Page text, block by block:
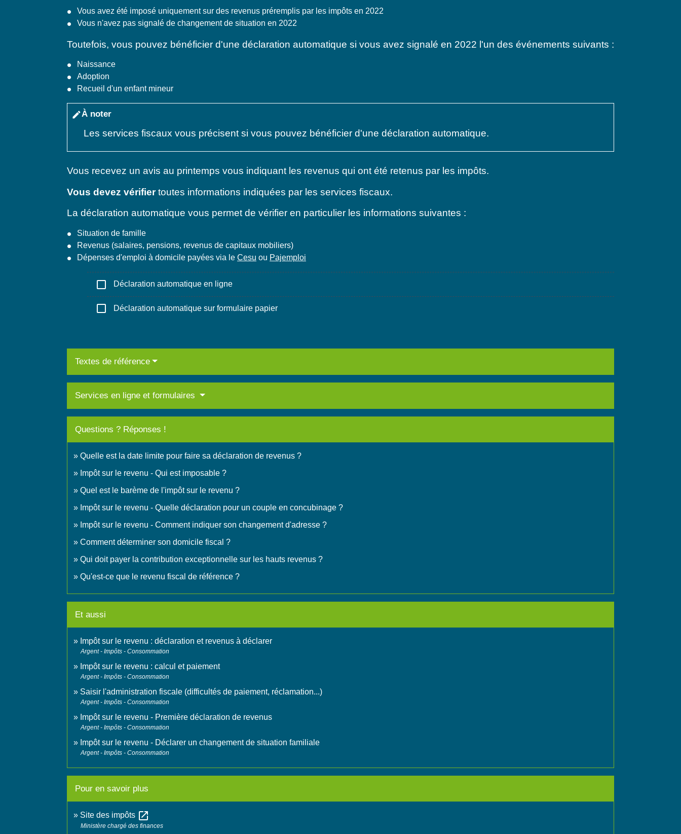
Vous avez été imposé uniquement sur des revenus préremplis par les impôts en 2022
Vous n'avez pas signalé de changement de situation en 2022
Toutefois, vous pouvez bénéficier d'une déclaration automatique si vous avez signalé en 2022 l'un des événements suivants :
Naissance
Adoption
Recueil d'un enfant mineur
editÀ noter
Les services fiscaux vous précisent si vous pouvez bénéficier d'une déclaration automatique.
Vous recevez un avis au printemps vous indiquant les revenus qui ont été retenus par les impôts.
Vous devez vérifiertoutes informations indiquées par les services fiscaux.
La déclaration automatique vous permet de vérifier en particulier les informations suivantes :
Situation de famille
Revenus (salaires, pensions, revenus de capitaux mobiliers)
Dépenses d'emploi à domicile payées via le Cesu ou Pajemploi
check_box_outline_blank Déclaration automatique en ligne
check_box_outline_blank Déclaration automatique sur formulaire papier
Textes de référence
Services en ligne et formulaires
Questions ? Réponses !
Quelle est la date limite pour faire sa déclaration de revenus ?
Impôt sur le revenu - Qui est imposable ?
Quel est le barème de l'impôt sur le revenu ?
Impôt sur le revenu - Quelle déclaration pour un couple en concubinage ?
Impôt sur le revenu - Comment indiquer son changement d'adresse ?
Comment déterminer son domicile fiscal ?
Qui doit payer la contribution exceptionnelle sur les hauts revenus ?
Qu'est-ce que le revenu fiscal de référence ?
Et aussi
Impôt sur le revenu : déclaration et revenus à déclarer
Argent - Impôts - Consommation
Impôt sur le revenu : calcul et paiement
Argent - Impôts - Consommation
Saisir l'administration fiscale (difficultés de paiement, réclamation...)
Argent - Impôts - Consommation
Impôt sur le revenu - Première déclaration de revenus
Argent - Impôts - Consommation
Impôt sur le revenu - Déclarer un changement de situation familiale
Argent - Impôts - Consommation
Pour en savoir plus
Site des impôts open_in_new
Ministère chargé des finances